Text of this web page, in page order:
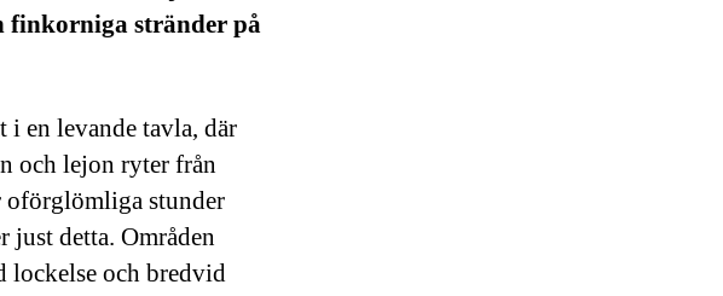
finkorniga stränder på
en levande tavla, där
och lejon ryter från
oförglömliga stunder
just detta. Områden
lockelse och bredvid